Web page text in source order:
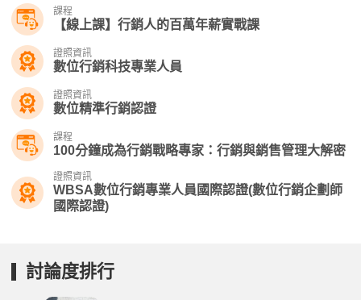
課程
【線上課】行銷人的百萬年薪實戰課
證照資訊
數位行銷科技專業人員
證照資訊
數位精準行銷認證
課程
100分鐘成為行銷戰略專家：行銷與銷售管理大解密
證照資訊
WBSA數位行銷專業人員國際認證(數位行銷企劃師
國際認證)
討論度排行